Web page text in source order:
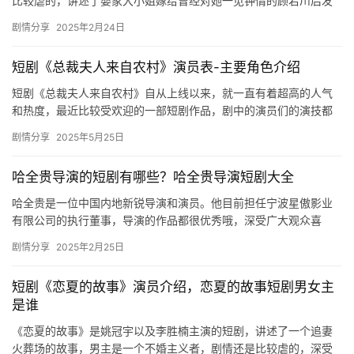
剧情分享 2025年2月24日
短剧《总裁夫人来自农村》演员表-主要角色介绍
短剧《总裁夫人来自农村》自从上线以来，就一直有着超高的人气
和热度，最近比较受欢迎的一部短剧作品，剧中的演员们的演技都
绍。 短…
剧情分享 2025年5月25日
哈全贵导演的短剧有哪些？哈全贵导演短剧大全
哈全贵是一位中国内地新锐导演和演员。他目前担任‌宁波星傲影业
有限公司的执行董事，导演的作品都很优秀哦，深受广大观众喜
剧情分享 2025年2月25日
短剧《恋夏的故事》演员介绍，恋夏的故事短剧男女主
是谁
《恋夏的故事》是姚冠宇以及李胜楠主演的短剧，讲述了一个追妻
火葬场的故事，男主是一个不婚主义者，剧情还是比较虐的，深受